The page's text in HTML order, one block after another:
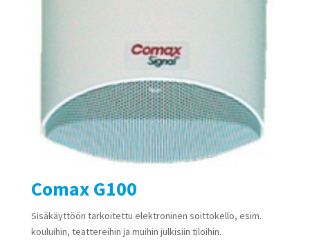
Comax G100
Sisäkäyttöön tarkoitettu elektroninen soittokello, esim.
kouluihin, teattereihin ja muihin julkisiin tiloihin.